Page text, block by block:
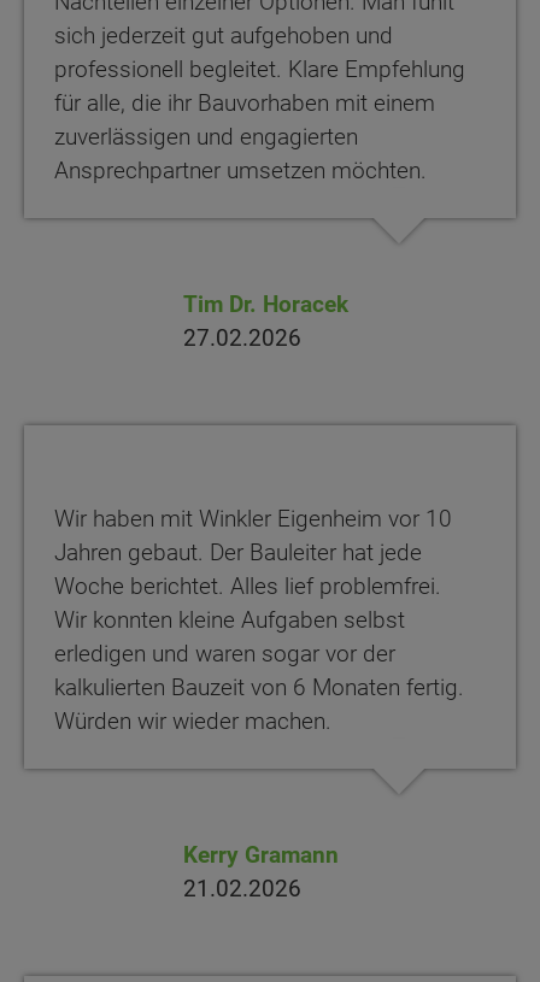
sich jederzeit gut aufgehoben und
professionell begleitet. Klare Empfehlung
für alle, die ihr Bauvorhaben mit einem
zuverlässigen und engagierten
Ansprechpartner umsetzen möchten.
Tim Dr. Horacek
27.02.2026
Wir haben mit Winkler Eigenheim vor 10
Jahren gebaut. Der Bauleiter hat jede
Woche berichtet. Alles lief problemfrei.
Wir konnten kleine Aufgaben selbst
erledigen und waren sogar vor der
kalkulierten Bauzeit von 6 Monaten fertig.
Würden wir wieder machen.
Kerry Gramann
21.02.2026